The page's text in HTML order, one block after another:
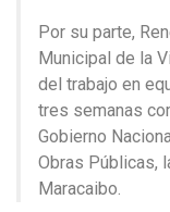
Por su parte,
Municipal de la
del trabajo en
tres semanas
Gobierno
Obras Públicas,
Maracaibo.